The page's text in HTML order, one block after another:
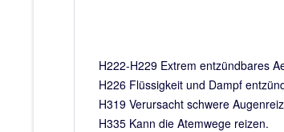
H222-H229 Extrem entzündbares
H226 Flüssigkeit und Dampf
H319 Verursacht schwere
H335 Kann die Atemwege reizen.